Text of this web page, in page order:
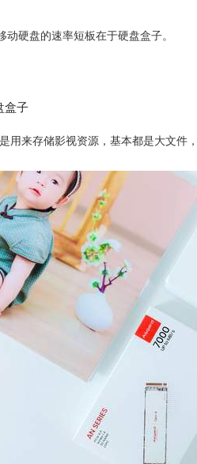
硬盘的速率短板在于硬盘盒子。
盒子
用来存储影视资源，基本都是大文件